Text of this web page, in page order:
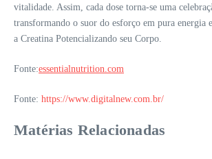
vitalidade. Assim, cada dose torna-se uma
transformando o suor do esforço em pura energia
a Creatina Potencializando seu Corpo.
Fonte:essentialnutrition.com
Fonte: https://www.digitalnew.com.br/
Matérias Relacionadas